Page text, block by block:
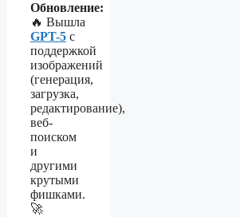
Обновление:
🔥 Вышла
GPT-5 с
поддержкой
изображений
(генерация,
загрузка,
редактирование),
веб-
поиском
и
другими
крутыми
фишками.
🚀